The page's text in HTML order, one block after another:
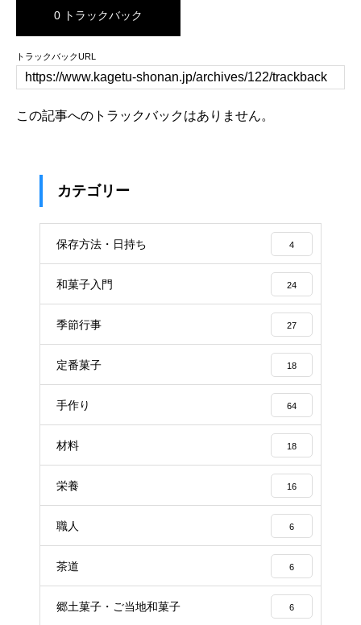
0 トラックバック
トラックバックURL
この記事へのトラックバックはありません。
カテゴリー
保存方法・日持ち 4
和菓子入門 24
季節行事 27
定番菓子 18
手作り 64
材料 18
栄養 16
職人 6
茶道 6
郷土菓子・ご当地和菓子 6